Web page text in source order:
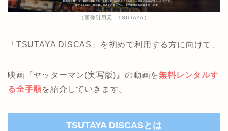
（画像引用元：TSUTAYA）
「TSUTAYA DISCAS」を初めて利用する方に向けて、
映画『ヤッターマン(実写版)』の動画を無料レンタルす
る全手順を紹介していきます。
TSUTAYA DISCASとは